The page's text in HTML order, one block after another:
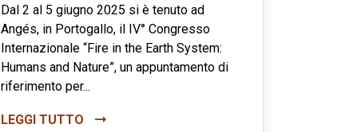
Dal 2 al 5 giugno 2025 si è tenuto ad
Angés, in Portogallo, il IV° Congresso
Internazionale “Fire in the Earth System:
Humans and Nature”, un appuntamento di
riferimento per...
LEGGI TUTTO